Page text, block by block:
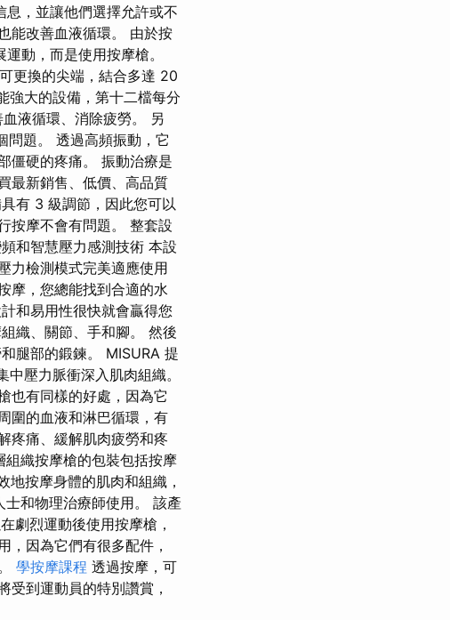
，並讓他們選擇允許或不
能改善血液循環。 由於按
動，而是使用按摩槍。
更換的尖端，結合多達 20
強大的設備，第十二檔每分
液循環、消除疲勞。 另
問題。 透過高頻振動，它
僵硬的疼痛。 振動治療是
最新銷售、低價、高品質
有 3 級調節，因此您可以
按摩不會有問題。 整套設
和智慧壓力感測技術 本設
力檢測模式完美適應使用
摩，您總能找到合適的水
和易​​用性很快就會贏得您
織、關節、手和腳。 然後
腿部的鍛鍊。 MISURA 提
壓力脈衝深入肌肉組織。
也有同樣的好處，因為它
圍的血液和淋巴循環，有
疼痛、緩解肌肉疲勞和疼
組織按摩槍的包裝包括按摩
按摩身體的肌肉和組織，
和物理治療師使用。 該產
劇烈運動後使用按摩槍，
，因為它們有很多配件，
學按摩課程 透過按摩，可
受到運動員的特別讚賞，